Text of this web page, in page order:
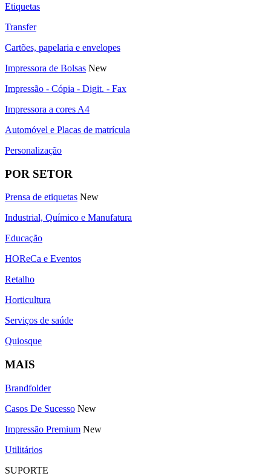
Etiquetas
Transfer
Cartões, papelaria e envelopes
Impressora de Bolsas New
Impressão - Cópia - Digit. - Fax
Impressora a cores A4
Automóvel e Placas de matrícula
Personalização
POR SETOR
Prensa de etiquetas New
Industrial, Químico e Manufatura
Educação
HOReCa e Eventos
Retalho
Horticultura
Serviços de saúde
Quiosque
MAIS
Brandfolder
Casos De Sucesso New
Impressão Premium New
Utilitários
SUPORTE